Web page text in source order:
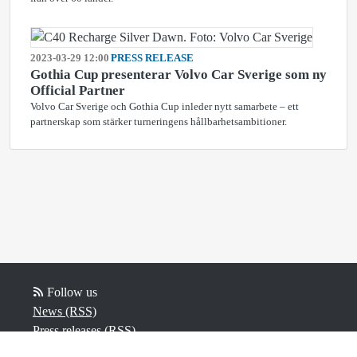
2023-03-29 12:00 PRESS RELEASE
Gothia Cup presenterar Volvo Car Sverige som ny
Official Partner
Volvo Car Sverige och Gothia Cup inleder nytt samarbete – ett
partnerskap som stärker turneringens hållbarhetsambitioner.
Follow us
News (RSS)
Press releases (RSS)